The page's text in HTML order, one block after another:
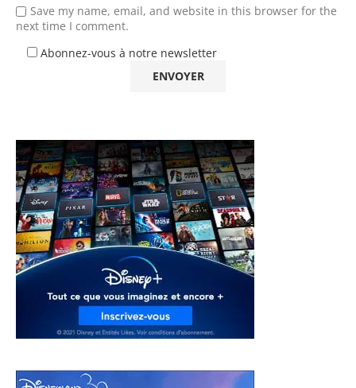
Save my name, email, and website in this browser for the
next time I comment.
Abonnez-vous à notre newsletter